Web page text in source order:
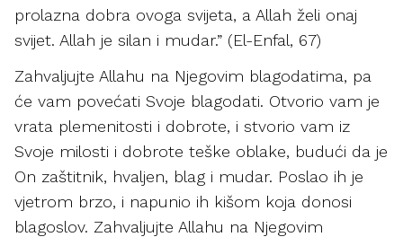
prolazna dobra ovoga svijeta, a Allah želi onaj
svijet. Allah je silan i mudar.” (El-Enfal, 67)
Zahvaljujte Allahu na Njegovim blagodatima, pa
će vam povećati Svoje blagodati. Otvorio vam je
vrata plemenitosti i dobrote, i stvorio vam iz
Svoje milosti i dobrote teške oblake, budući da je
On zaštitnik, hvaljen, blag i mudar. Poslao ih je
vjetrom brzo, i napunio ih kišom koja donosi
blagoslov. Zahvaljujte Allahu na Njegovim